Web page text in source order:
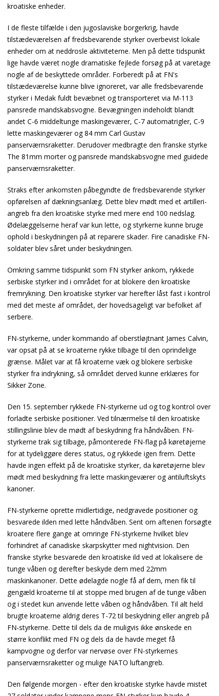
kroatiske enheder.
I de fleste tilfælde i den jugoslaviske borgerkrig, havde
tilstædeværelsen af fredsbevarende styrker overbevist lokale
enheder om at neddrosle aktiviteterne. Men på dette tidspunkt
lige havde været nogle dramatiske fejlede forsøg på at varetage
nogle af de beskyttede områder. Forberedt på at FN's
tilstædeværelse kunne blive ignoreret, var alle fredsbevarende
styrker i Medak fuldt bevæbnet og transporteret via M-113
pansrede mandskabsvogne. Bevægningen indeholdt blandt
andet C-6 middeltunge maskingeværer, C-7 automatrigler, C-9
lette maskingeværer og 84 mm Carl Gustav
panserværnsraketter. Derudover medbragte den franske styrke
The 81mm morter og pansrede mandskabsvogne med guidede
panserværnsraketter.
Straks efter ankomsten påbegyndte de fredsbevarende styrker
opførelsen af dækningsanlæg. Dette blev mødt med et artilleri-
angreb fra den kroatiske styrke med mere end 100 nedslag.
Ødelæggelserne heraf var kun lette, og styrkerne kunne bruge
ophold i beskydningen på at reparere skader. Fire canadiske FN-
soldater blev såret under beskydningen.
Omkring samme tidspunkt som FN styrker ankom, rykkede
serbiske styrker ind i området for at blokere den kroatiske
fremrykning. Den kroatiske styrker var herefter låst fast i kontrol
med det meste af området, der hovedsageligt var befolket af
serbere.
FN-styrkerne, under kommando af oberstløjtnant James Calvin,
var opsat på at se kroaterne rykke tilbage til den oprindelige
grænse. Målet var at få kroaterne væk og blokere serbiske
styrker fra indrykning, så området derved kunne erklæres for
Sikker Zone.
Den 15. september rykkede FN-styrkerne ud og tog kontrol over
forladte serbiske positioner. Ved tilnærmelse til den kroatiske
stillingslinie blev de mødt af beskydning fra håndvåben. FN-
styrkerne trak sig tilbage, påmonterede FN-flag på køretøjerne
for at tydeliggøre deres status, og rykkede igen frem. Dette
havde ingen effekt på de kroatiske styrker, da køretøjerne blev
mødt med beskydning fra lette maskingeværer og antiluftskyts
kanoner.
FN-styrkerne oprette midlertidige, nedgravede positioner og
besvarede ilden med lette håndvåben. Sent om aftenen forsøgte
kroatere flere gange at omringe FN-styrkerne hvilket blev
forhindret af canadiske skarpskytter med nightvision. Den
franske styrke besvarede den kroatiske ild ved at lokalisere de
tunge våben og derefter beskyde dem med 22mm
maskinkanoner. Dette ødelagde nogle få af dem, men fik til
gengæld kroaterne til at stoppe med brugen af de tunge våben
og i stedet kun anvende lette våben og håndvåben. Til alt held
brugte kroaterne aldrig deres T-72 til beskydning eller angreb på
FN-styrkerne. Dette til dels da de muligvis ikke ønskede en
større konflikt med FN og dels da de havde meget få
kampvogne og derfor var nervøse over FN-styrkernes
panserværnsraketter og mulige NATO luftangreb.
Den følgende morgen - efter den kroatiske styrke havde mistet